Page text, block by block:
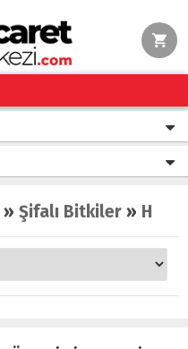
» Şifalı Bitkiler » Hatmi